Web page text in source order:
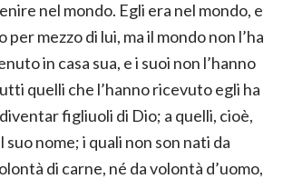
nel mondo. Egli era nel mondo, e
mezzo di lui, ma il mondo non l’ha
in casa sua, e i suoi non l’hanno
quelli che l’hanno ricevuto egli ha
figliuoli di Dio; a quelli, cioè,
nome; i quali non son nati da
di carne, né da volontà d’uomo,